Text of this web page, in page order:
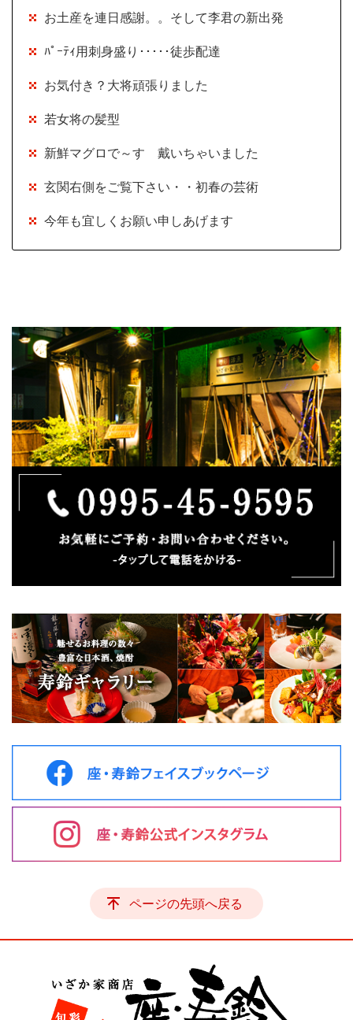
お土産を連日感謝。。そして李君の新出発
ﾊﾟｰﾃｨ用刺身盛り･････徒歩配達
お気付き？大将頑張りました
若女将の髪型
新鮮マグロで～す 戴いちゃいました
玄関右側をご覧下さい・・初春の芸術
今年も宜しくお願い申しあげます
ページの先頭へ戻る